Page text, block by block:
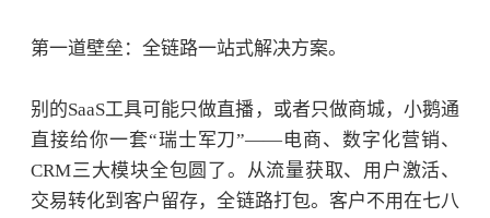
第一道壁垒：全链路一站式解决方案。
别的SaaS工具可能只做直播，或者只做商城，小鹅通
直接给你一套“瑞士军刀”——电商、数字化营销、
CRM三大模块全包圆了。从流量获取、用户激活、
交易转化到客户留存，全链路打包。客户不用在七八